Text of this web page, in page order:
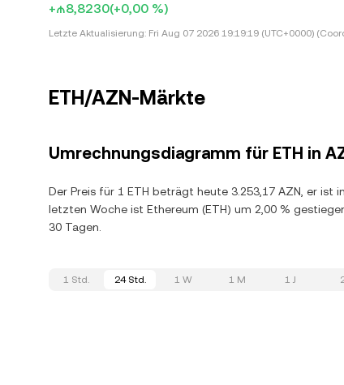
+₼8,8230(+0,00 %)
Letzte Aktualisierung: Fri Aug 07 2026 19:19:19 (UTC+0000)
ETH/AZN-Märkte
Umrechnungsdiagramm für ETH in
Der Preis für 1 ETH beträgt heute 3.253,17 AZN, er
letzten Woche ist Ethereum (ETH) um 2,00 %
30 Tagen.
1 Std. 24 Std. 1 W 1 M 1 J